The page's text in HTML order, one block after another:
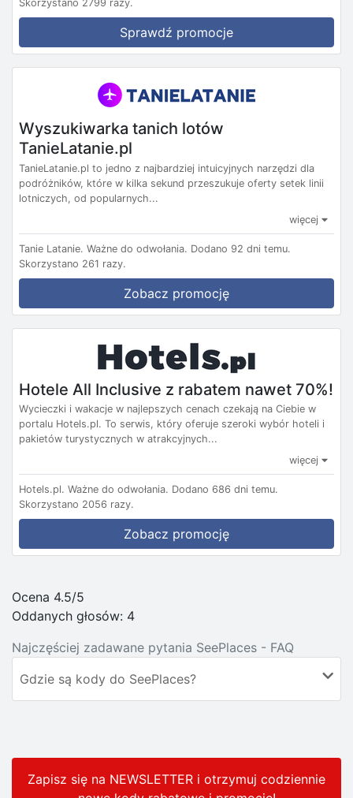
Skorzystano 2799 razy.
Sprawdź promocje
Wyszukiwarka tanich lotów
TanieLatanie.pl
TanieLatanie.pl to jedno z najbardziej intuicyjnych narzędzi dla
podróżników, które w kilka sekund przeszukuje oferty setek linii
lotniczych, od popularnych...
więcej
Tanie Latanie. Ważne do odwołania. Dodano 92 dni temu.
Skorzystano 261 razy.
Zobacz promocję
Hotele All Inclusive z rabatem nawet 70%!
Wycieczki i wakacje w najlepszych cenach czekają na Ciebie w
portalu Hotels.pl. To serwis, który oferuje szeroki wybór hoteli i
pakietów turystycznych w atrakcyjnych...
więcej
Hotels.pl. Ważne do odwołania. Dodano 686 dni temu.
Skorzystano 2056 razy.
Zobacz promocję
Ocena 4.5/5
Oddanych głosów: 4
Najczęściej zadawane pytania SeePlaces - FAQ
Gdzie są kody do SeePlaces?
Zapisz się na NEWSLETTER i otrzymuj codziennie